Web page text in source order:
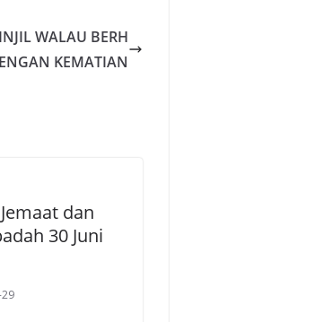
WALAU BERH
KEMATIAN
dan
30 Juni